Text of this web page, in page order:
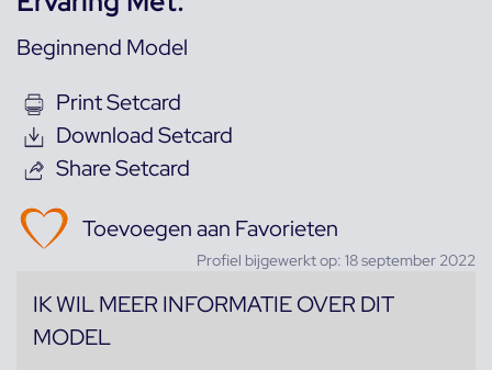
Beginnend Model
Print Setcard
Download Setcard
Share Setcard
Toevoegen aan Favorieten
Profiel bijgewerkt op: 18 september 2022
IK WIL MEER INFORMATIE OVER DIT
MODEL